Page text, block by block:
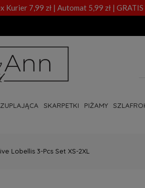
Kurier 7,99 zł | Automat 5,99 zł | GRATIS
SKARPETKI PIŻAMY
Lobellis 3-Pcs Set XS-2XL